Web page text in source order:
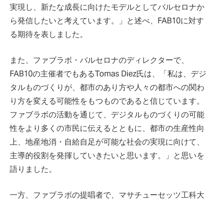
実現し、新たな成長に向けたモデルとしてバルセロナか
ら発信したいと考えています。」と述べ、FAB10に対す
る期待を表しました。
また、ファブラボ・バルセロナのディレクターで、
FAB10の主催者でもあるTomas Diez氏は、「私は、デジ
タルものづくりが、都市のあり方や人々の都市への関わ
り方を変える可能性をもつものであると信じています。
ファブラボの活動を通じて、デジタルものづくりの可能
性をより多くの市民に伝えるとともに、都市の生産性向
上、地産地消・自給自足が可能な社会の実現に向けて、
主導的役割を発揮していきたいと思います。」と思いを
語りました。
一方、ファブラボの提唱者で、マサチューセッツ工科大